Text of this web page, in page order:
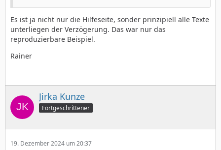
Es ist ja nicht nur die Hilfeseite, sonder prinzipiell alle Texte
unterliegen der Verzögerung. Das war nur das
reproduzierbare Beispiel.
Rainer
Jirka Kunze
Fortgeschrittener
19. Dezember 2024 um 20:37